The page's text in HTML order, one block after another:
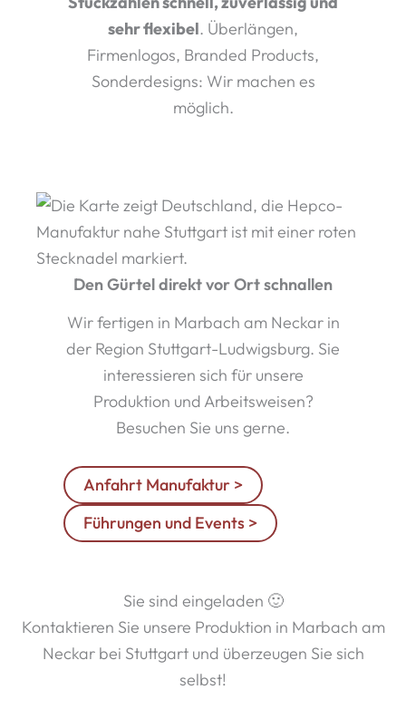
sehr flexibel. Überlängen,
Firmenlogos, Branded Products,
Sonderdesigns: Wir machen es
möglich.
Den Gürtel direkt vor Ort schnallen
Wir fertigen in Marbach am Neckar in
der Region Stuttgart-Ludwigsburg. Sie
interessieren sich für unsere
Produktion und Arbeitsweisen?
Besuchen Sie uns gerne.
Anfahrt Manufaktur >
Führungen und Events >
Sie sind eingeladen 🙂
Kontaktieren Sie unsere Produktion in Marbach am
Neckar bei Stuttgart und überzeugen Sie sich
selbst!